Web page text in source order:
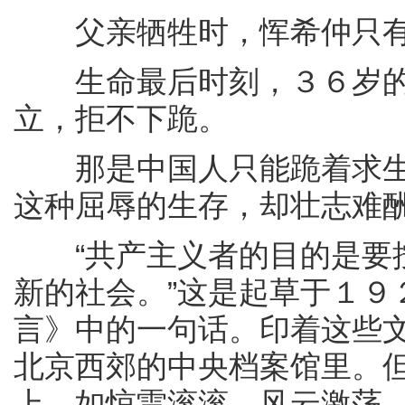
父亲牺牲时，恽希仲只
生命最后时刻，３６岁的
立，拒不下跪。
那是中国人只能跪着求生
这种屈辱的生存，却壮志难
“共产主义者的目的是要
新的社会。”这是起草于１
言》中的一句话。印着这些
北京西郊的中央档案馆里。